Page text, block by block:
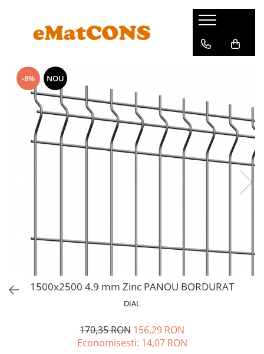
-8% NOU
1500x2500 4.9 mm Zinc PANOU BORDURAT
DIAL
170,35 RON 156,29 RON
Economisesti: 14,07 RON